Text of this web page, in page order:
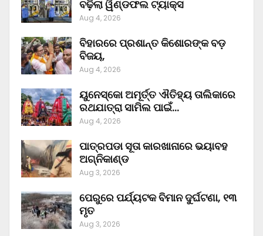
ବଢ଼ିଲା ୱିଣ୍ଡଫଲ ଟ୍ୟାକ୍ସ
Aug 4, 2026
ବିହାରରେ ପ୍ରଶାନ୍ତ କିଶୋରଙ୍କ ବଡ଼
ବିଜୟ,
Aug 4, 2026
ୟୁନେସ୍କୋ ଅମୂର୍ତ୍ତ ଐତିହ୍ୟ ତାଲିକାରେ
ରଥଯାତ୍ରା ସାମିଲ ପାଇଁ…
Aug 4, 2026
ପାତ୍ରପଡା ସୂତା କାରଖାନାରେ ଭୟାବହ
ଅଗ୍ନିକାଣ୍ଡ
Aug 3, 2026
ପେରୁରେ ପର୍ଯ୍ୟଟକ ବିମାନ ଦୁର୍ଘଟଣା, ୧୩
ମୃତ
Aug 3, 2026